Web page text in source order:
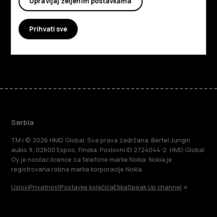
Planet and people
Podrška
Serbia
TM i © 2026 HMD Global. Sva prava zadržana. Bertel Jungin
aukio 9, 02600 Espoo, Finska. Poslovni ID 2724044-2. HMD Global
Oy je nosilac licence za telefone marke Nokia. Nokia je
registrovana robna marka korporacije Nokia.
UsloviPrivatnostPostavke kolačićaEtikaSpeak Up channel
Prihvati sve